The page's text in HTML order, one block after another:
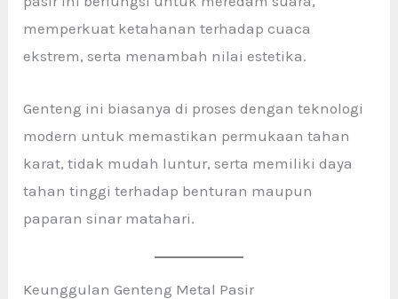
memperkuat ketahanan terhadap cuaca
ekstrem, serta menambah nilai estetika.
Genteng ini biasanya di proses dengan teknologi
modern untuk memastikan permukaan tahan
karat, tidak mudah luntur, serta memiliki daya
tahan tinggi terhadap benturan maupun
paparan sinar matahari.
Keunggulan Genteng Metal Pasir